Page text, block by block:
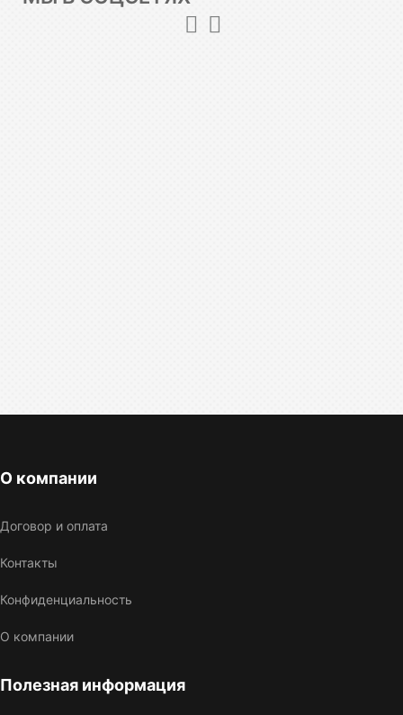
О компании
Договор и оплата
Контакты
Конфиденциальность
О компании
Полезная информация